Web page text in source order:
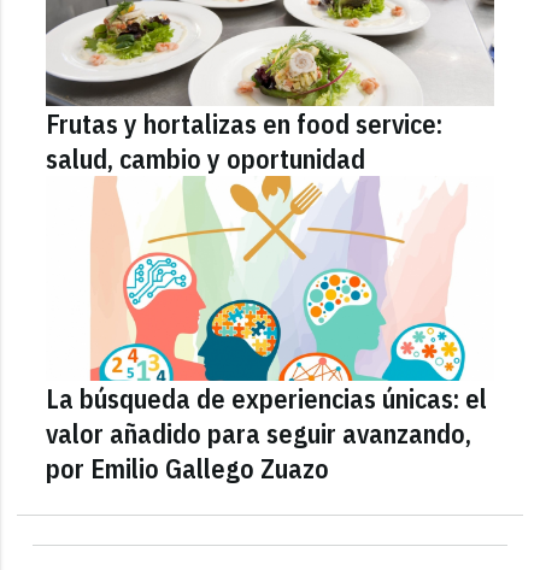
Frutas y hortalizas en food service:
salud, cambio y oportunidad
La búsqueda de experiencias únicas: el
valor añadido para seguir avanzando,
por Emilio Gallego Zuazo